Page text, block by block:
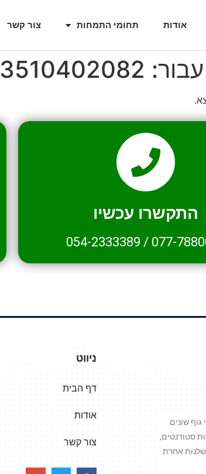
אודות תחומי התמחות צור קשר
התקשרו עכשיו
077-
/
054-2333389
שונים
סטודנטים,
אחרת
ניווט
דף הבית
אודות
צור קשר